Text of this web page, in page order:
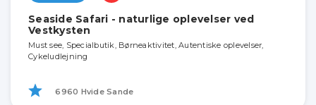
Seaside Safari - naturlige oplevelser ved
Vestkysten
Must see, Specialbutik, Børneaktivitet, Autentiske oplevelser,
Cykeludlejning
6960 Hvide Sande